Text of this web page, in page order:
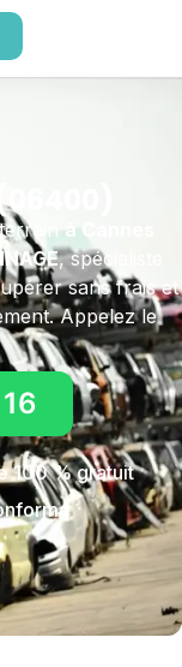
à Cannes
, spécialiste
sans frais et
Appelez le
100 % gratuit